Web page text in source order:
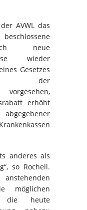
AVWL das
neue
wieder
Gesetzes
der
vorgesehen,
erhöht
anderes als
so Rochell.
möglichen
die heute